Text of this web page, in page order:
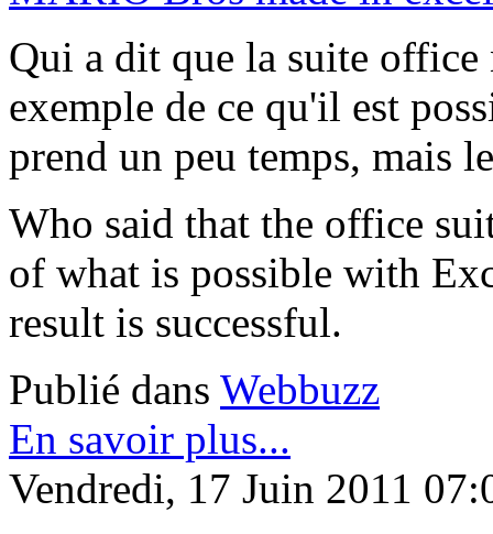
Qui a dit que la suite office
exemple de ce qu'il est
prend un peu temps, mais
Who said that the office
of what is possible with
result is successful.
Publié dans Webbuzz
En savoir plus...
Vendredi, 17 Juin 2011